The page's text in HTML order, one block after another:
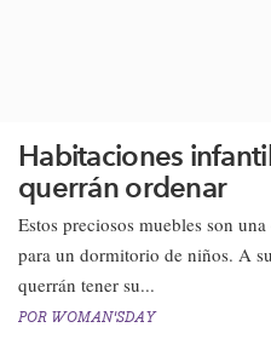
Habitaciones
querrán ordenar
Estos preciosos muebles son
para un dormitorio de niños. A
querrán tener su...
POR WOMAN'SDAY